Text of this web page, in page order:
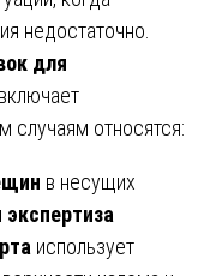
недостаточно.
для
относятся:
в несущих
использует